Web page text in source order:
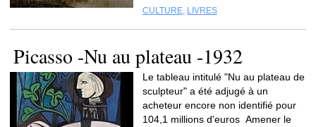
CULTURE, LIVRES
Picasso -Nu au plateau -1932
Le tableau intitulé "Nu au plateau de
sculpteur" a été adjugé à un
acheteur encore non identifié pour
104,1 millions d'euros Amener le